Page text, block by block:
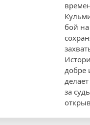
бой
добре
за